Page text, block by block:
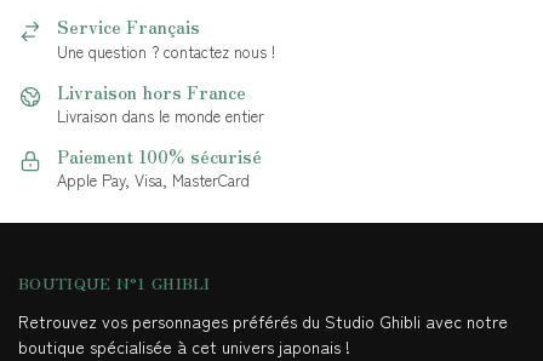
Service Français
Une question ? contactez nous !
Livraison hors France
Livraison dans le monde entier
Paiement 100% sécurisé
Apple Pay, Visa, MasterCard
BOUTIQUE N°1 GHIBLI
Retrouvez vos personnages préférés du Studio Ghibli avec notre
boutique spécialisée à cet univers japonais !